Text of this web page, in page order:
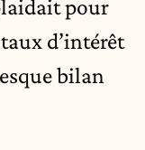
pour
d’intérêt
bilan